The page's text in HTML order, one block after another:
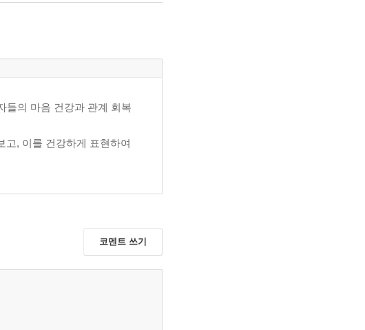
들의 마음 건강과 관계 회복
고, 이를 건강하게 표현하여
코멘트 쓰기